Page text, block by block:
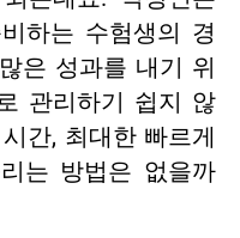
하는 수험생의 경
은 성과를 내기 위
관리하기 쉽지 않
간, 최대한 빠르게
는 방법은 없을까